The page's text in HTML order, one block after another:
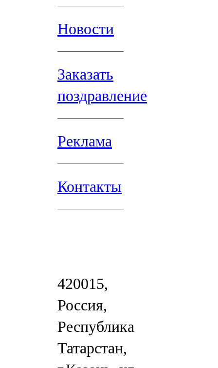
Новости
Заказать
поздравление
Реклама
Контакты
420015,
Россия,
Республика
Татарстан,